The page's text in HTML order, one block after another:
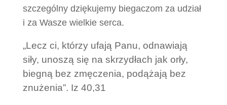
szczególny dziękujemy biegaczom za udział
i za Wasze wielkie serca.
„Lecz ci, którzy ufają Panu, odnawiają
siły, unoszą się na skrzydłach jak orły,
biegną bez zmęczenia, podążają bez
znużenia”. Iz 40,31